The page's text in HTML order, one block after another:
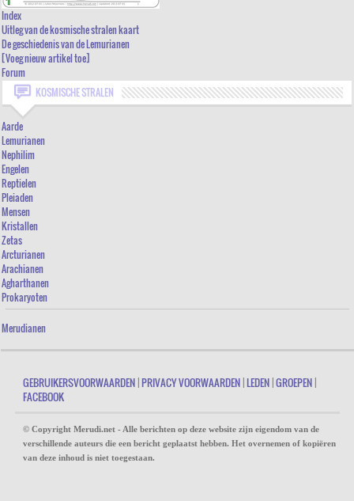
UITLEG VAN DE KOSMISCHE STRALEN KAART
DE GESCHIEDENIS VAN DE LEMURIANEN
[VOEG NIEUW ARTIKEL TOE]
FORUM
Index
Uitleg van de kosmische stralen kaart
De geschiedenis van de Lemurianen
[Voeg nieuw artikel toe]
Forum
KOSMISCHE STRALEN
Aarde
Lemurianen
Nephilim
Engelen
Reptielen
Pleiaden
Mensen
Kristallen
Zetas
Arcturianen
Arachianen
Agharthanen
Prokaryoten
Merudianen
GEBRUIKERSVOORWAARDEN |PRIVACY VOORWAARDEN |LEDEN |GROEPEN |
FACEBOOK
© Copyright Merudi.net - Alle berichten op deze website zijn eigendom van de
verschillende auteurs die een bericht geplaatst hebben. Het overnemen of kopiëren
van deze inhoud is niet toegestaan.